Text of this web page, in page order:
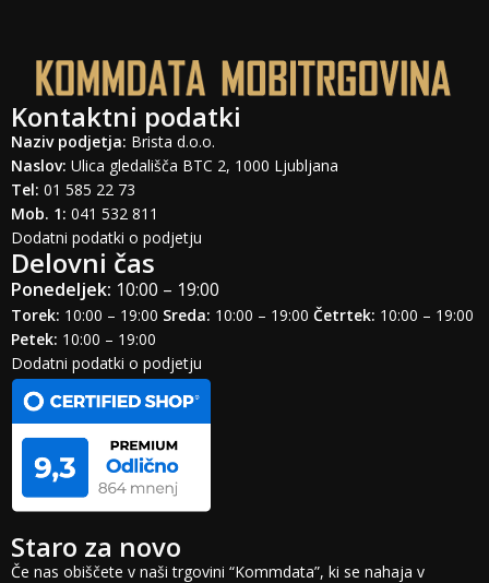
Kontaktni podatki
Naziv podjetja: Brista d.o.o.
Naslov: Ulica gledališča BTC 2, 1000 Ljubljana
Tel: 01 585 22 73
Mob. 1: 041 532 811
Dodatni podatki o podjetju
Delovni čas
Ponedeljek: 10:00 – 19:00
Torek: 10:00 – 19:00 Sreda: 10:00 – 19:00 Četrtek: 10:00 – 19:00
Petek: 10:00 – 19:00
Dodatni podatki o podjetju
Staro za novo
Če nas obiščete v naši trgovini “Kommdata”, ki se nahaja v